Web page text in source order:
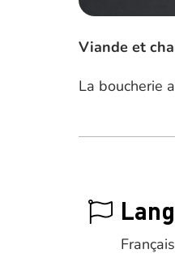
Viande et
La boucherie
Français